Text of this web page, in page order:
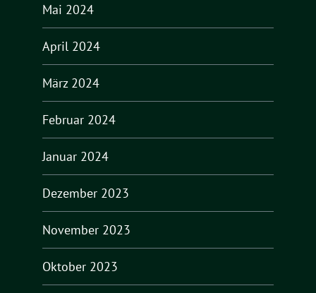
Mai 2024
April 2024
März 2024
Februar 2024
Januar 2024
Dezember 2023
November 2023
Oktober 2023